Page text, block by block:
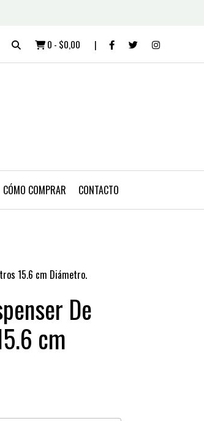
0 - $0,00
CÓMO COMPRAR CONTACTO
15.6 cm Diámetro.
De
cm